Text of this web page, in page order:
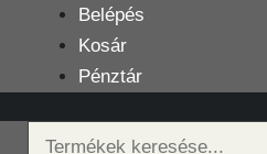
tartalomba
Belépés
Kosár
Pénztár
Keresés